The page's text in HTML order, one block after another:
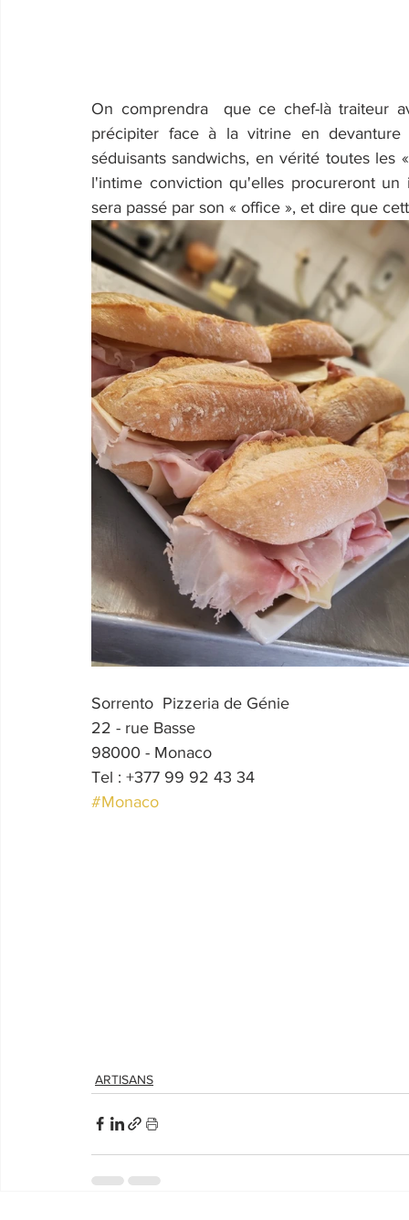
On comprendra  que ce chef-là traiteur
précipiter face à la vitrine en devanture
séduisants sandwichs, en vérité toutes les
l'intime conviction qu'elles procureront
sera passé par son « office », et dire que
Sorrento  Pizzeria de Génie
22 - rue Basse
98000 - Monaco
Tel : +377 99 92 43 34
#Monaco
ARTISANS